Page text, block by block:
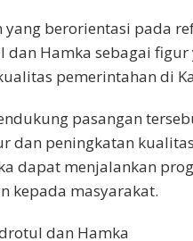
yang berorientasi pada
dan Hamka sebagai
pemerintahan di
pasangan
dan peningkatan
dapat menjalankan
kepada masyarakat.
dan Hamka